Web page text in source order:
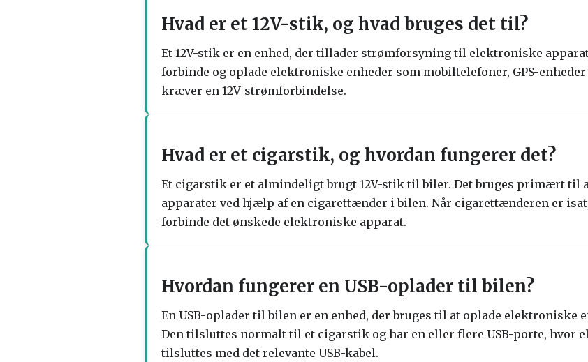
Hvad er et 12V-stik, og hvad bruges det til?
Et 12V-stik er en enhed, der tillader strømforsyning til elektroniske
forbinde og oplade elektroniske enheder som mobiltelefoner, GPS-
kræver en 12V-strømforbindelse.
Hvad er et cigarstik, og hvordan fungerer det?
Et cigarstik er et almindeligt brugt 12V-stik til biler. Det bruges primært til
apparater ved hjælp af en cigarettænder i bilen. Når cigarettænderen er
forbinde det ønskede elektroniske apparat.
Hvordan fungerer en USB-oplader til bilen?
En USB-oplader til bilen er en enhed, der bruges til at oplade elektroniske
Den tilsluttes normalt til et cigarstik og har en eller flere USB-porte, hvor
tilsluttes med det relevante USB-kabel.